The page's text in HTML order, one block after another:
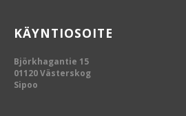
KÄYNTIOSOITE
Björkhagantie 15
01120 Västerskog
Sipoo